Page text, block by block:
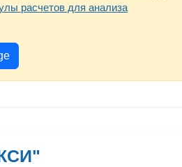
расчетов для анализа